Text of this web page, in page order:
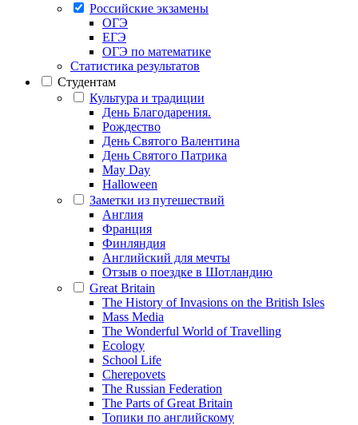
Российские экзамены
ОГЭ
ЕГЭ
ОГЭ по математике
Статистика результатов
Студентам
Культура и традиции
День Благодарения.
Рождество
День Святого Валентина
День Святого Патрика
May Day
Halloween
Заметки из путешествий
Англия
Франция
Финляндия
Английский для мечты
Отзыв о поездке в Шотландию
Great Britain
The History of Invasions on the British Isles
Mass Media
The Wonderful World of Travelling
Ecology
School Life
Cherepovets
The Russian Federation
The Parts of Great Britain
Топики по английскому